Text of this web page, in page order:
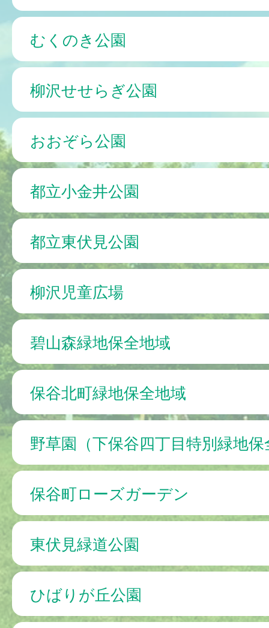
むくのき公園
柳沢せせらぎ公園
おおぞら公園
都立小金井公園
都立東伏見公園
柳沢児童広場
碧山森緑地保全地域
保谷北町緑地保全地域
野草園（下保谷四丁目特別緑地
保谷町ローズガーデン
東伏見緑道公園
ひばりが丘公園